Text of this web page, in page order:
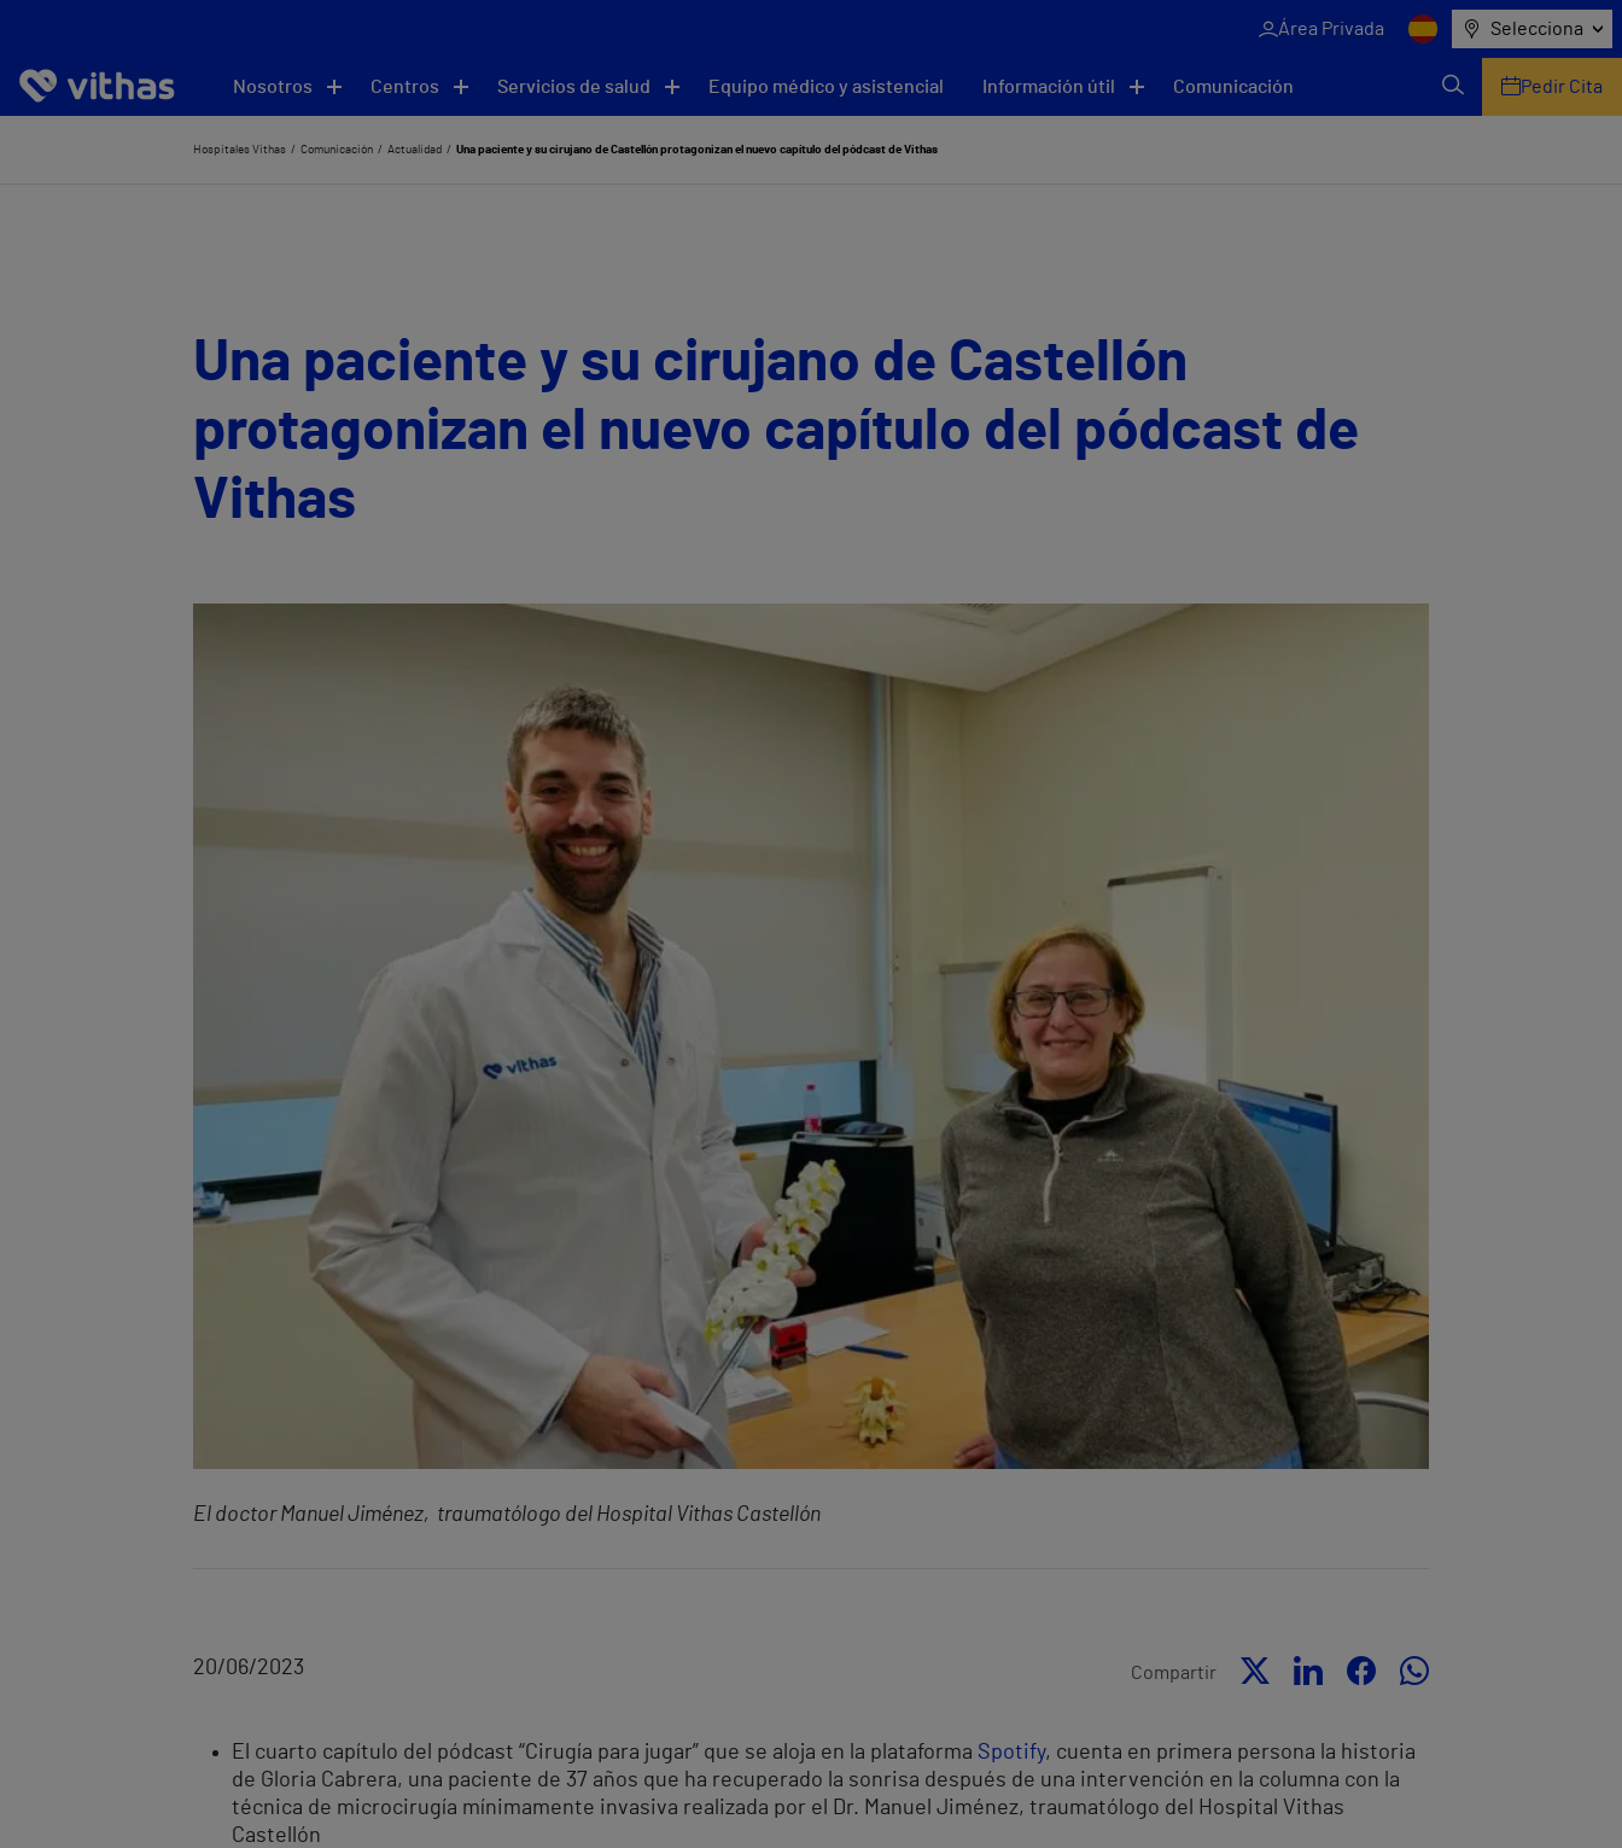
Área Privada Selecciona
Nosotros Centros Servicios de salud Equipo médico y asistencial Información útil Comunicación Pedir Cita
Hospitales Vithas Comunicación Actualidad Una paciente y su cirujano de Castellón protagonizan el nuevo capítulo del pódcast de Vithas
Una paciente y su cirujano de Castellón
protagonizan el nuevo capítulo del pódcast de
Vithas
El doctor Manuel Jiménez, traumatólogo del Hospital Vithas Castellón
20/06/2023 Compartir
El cuarto capítulo del pódcast “Cirugía para jugar” que se aloja en la plataforma Spotify, cuenta en primera persona la historia
de Gloria Cabrera, una paciente de 37 años que ha recuperado la sonrisa después de una intervención en la columna con la
técnica de microcirugía mínimamente invasiva realizada por el Dr. Manuel Jiménez, traumatólogo del Hospital Vithas
Castellón